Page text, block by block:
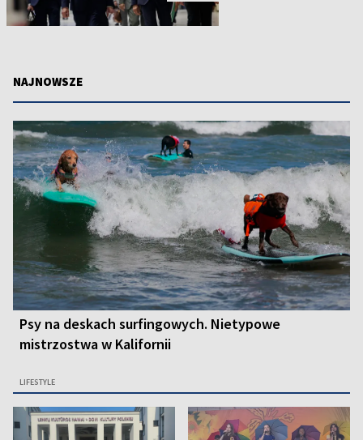
NAJNOWSZE
Psy na deskach surfingowych. Nietypowe
mistrzostwa w Kalifornii
LIFESTYLE